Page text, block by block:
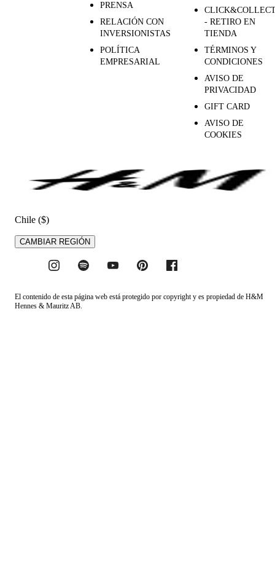
PRENSA
RELACIÓN CON
INVERSIONISTAS
POLÍTICA
EMPRESARIAL
- RETIRO EN
TIENDA
TÉRMINOS Y
CONDICIONES
AVISO DE
PRIVACIDAD
GIFT CARD
AVISO DE
COOKIES
Chile ($)
CAMBIAR REGIÓN
El contenido de esta página web está protegido por copyright y es propiedad de H&M
Hennes & Mauritz AB.